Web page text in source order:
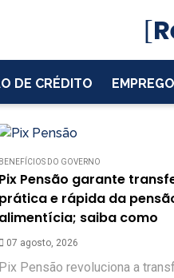
DE CRÉDITO EMPREGO
BENEFÍCIOS DO GOVERNO
Pix Pensão garante
prática e rápida da
alimentícia; saiba como
07 agosto, 2026
Pix Pensão revoluciona a